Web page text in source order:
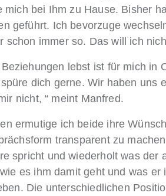
mich bei Ihm zu Hause. Bisher
geführt. Ich bevorzuge
schon immer so. Das will ich
lebst ist für mich in
dich gerne. Wir haben uns
nicht, “ meint Manfred.
ermutige ich beide ihre
transparent zu
spricht und wiederholt was der
es ihm damit geht und was er
Die unterschiedlichen